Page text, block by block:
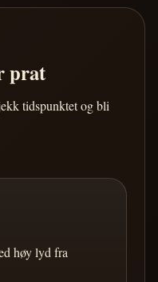
prat
tidspunktet og bli
høy lyd fra